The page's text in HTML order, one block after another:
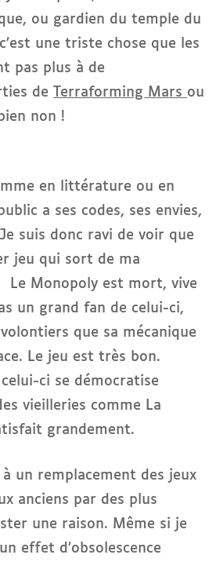
ou gardien du temple du
une triste chose que les
pas plus à de
de
Terraforming Mars ou
non !
en littérature ou en
a ses codes, ses envies,
suis donc ravi de voir que
jeu qui sort de ma
Le Monopoly est mort, vive
un grand fan de celui-ci,
que sa mécanique
Le jeu est très bon.
ci se démocratise
vieilleries comme La
grandement.
un remplacement des jeux
anciens par des plus
une raison. Même si je
effet d’obsolescence